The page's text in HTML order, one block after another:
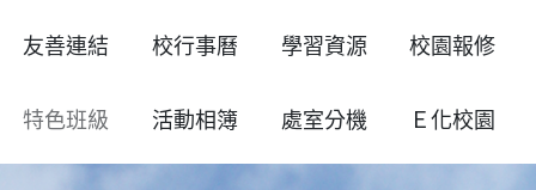
友善連結 校行事曆 學習資源 校園報修
特色班級 活動相簿 處室分機 Ｅ化校園